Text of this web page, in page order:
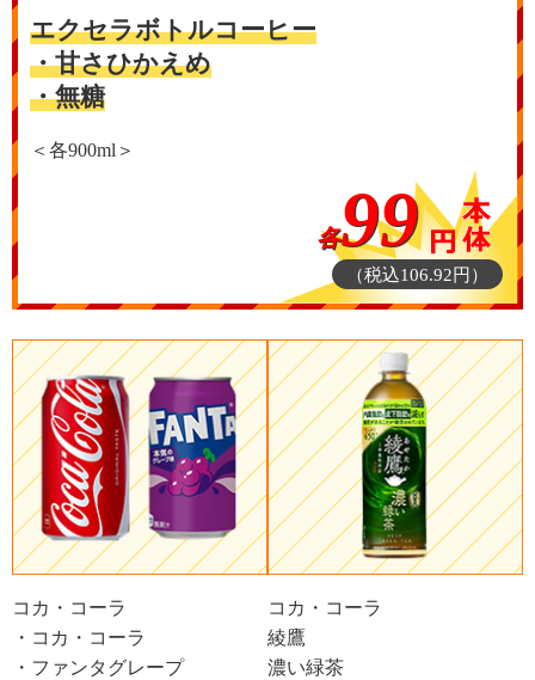
エクセラボトルコーヒー
・甘さひかえめ
・無糖
＜各900ml＞
各99
（税込106.92円）
コカ・コーラ
・コカ・コーラ
・ファンタグレープ
コカ・コーラ
綾鷹
濃い緑茶